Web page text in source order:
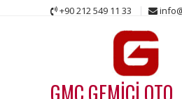
+90 212 549 11 33
GMC GEMİCİ OTO